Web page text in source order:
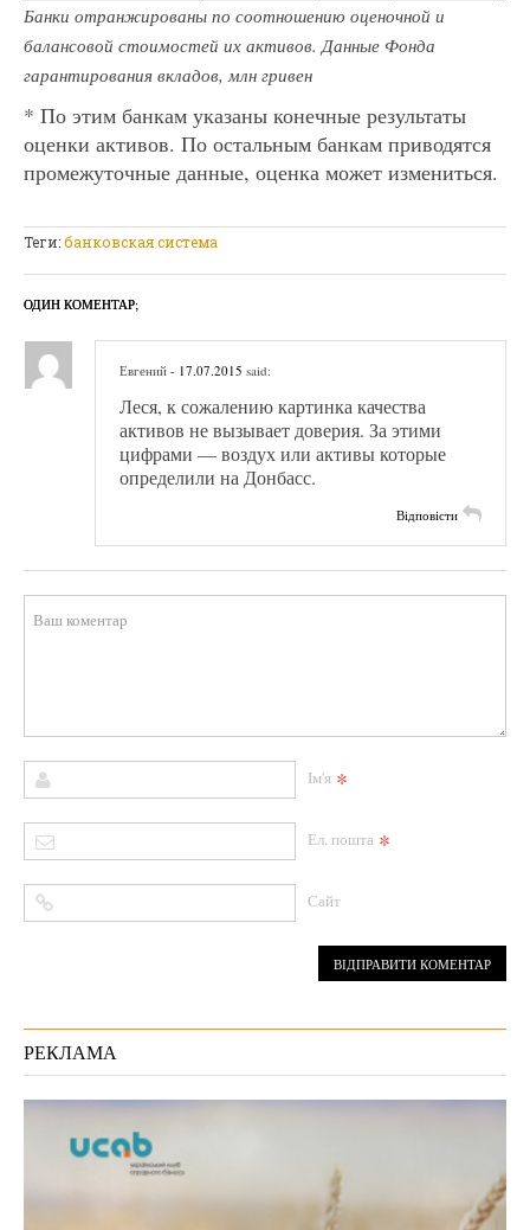
Банки отранжированы по соотношению оценочной и
балансовой стоимостей их активов. Данные Фонда
гарантирования вкладов, млн гривен
* По этим банкам указаны конечные результаты
оценки активов. По остальным банкам приводятся
промежуточные данные, оценка может измениться.
Теги:банковская система
ОДИН КОМЕНТАР;
Евгений - 17.07.2015 said:
Леся, к сожалению картинка качества
активов не вызывает доверия. За этими
цифрами — воздух или активы которые
определили на Донбасс.
Відповісти
Ім'я *
Ел. пошта *
Сайт
РЕКЛАМА